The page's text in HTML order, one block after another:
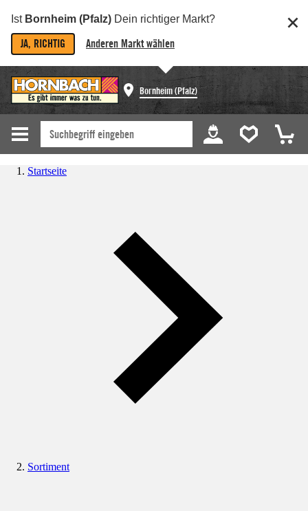
Ist Bornheim (Pfalz) Dein richtiger Markt?
JA, RICHTIG Anderen Markt wählen
Bornheim (Pfalz)
Startseite
Sortiment